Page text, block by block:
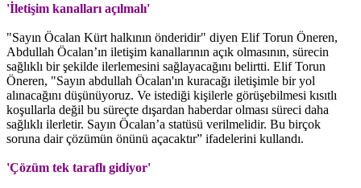
'İletişim kanalları açılmalı'
"Sayın Öcalan Kürt halkının önderidir" diyen Elif Torun Öneren,
Abdullah Öcalan’ın iletişim kanallarının açık olmasının, sürecin
sağlıklı bir şekilde ilerlemesini sağlayacağını belirtti. Elif Torun
Öneren, "Sayın abdullah Öcalan'ın kuracağı iletişimle bir yol
alınacağını düşünüyoruz. Ve istediği kişilerle görüşebilmesi kısıtlı
koşullarla değil bu süreçte dışardan haberdar olması süreci daha
sağlıklı ilerletir. Sayın Öcalan’a statüsü verilmelidir. Bu birçok
soruna dair çözümün önünü açacaktır” ifadelerini kullandı.
'Çözüm tek taraflı gidiyor'